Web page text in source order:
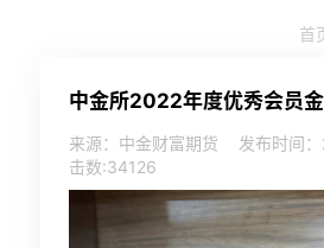
首
中金所2022年度优秀会员
来源：中金财富期货 发布时间
击数:34126